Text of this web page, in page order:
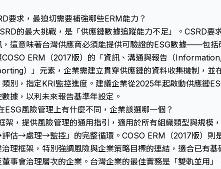
要求，最迫切需要補強哪些ERM能力？
的最大挑戰，是「供應鏈數據追蹤能力不足」。CSRD要
這意味著台灣供應商必須能提供可驗證的ESG數據——包括
ERM（2017版）的「資訊、溝通與報告（
）」元素，企業需建立貫穿供應鏈的資料收集機制，並
別，指定KRI監控進度。建議企業從2025年起啟動供應鏈
據，以利未來報告基準年設定。
風險管理上有什麼不同，企業該選哪一個？
架，提供風險管理的通用指引，適用於所有組織類型與規模
估→處理→監控」的完整循環。COSO ERM（2017版）則
理框架，特別強調風險與企業策略目標的連結，適合已有基
事會治理層次的企業。台灣企業的最佳實務是「雙軌並用」